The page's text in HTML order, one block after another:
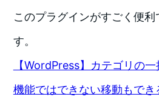
このプラグインがすごく便利
す。
【WordPress】カテゴリの
機能ではできない移動もで